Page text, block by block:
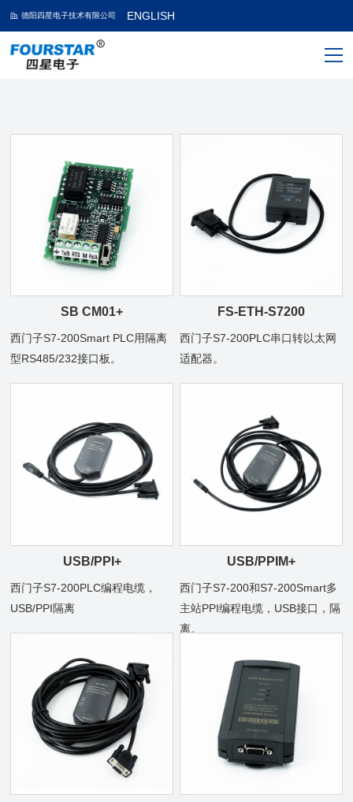
德阳四星电子技术有限公司 ENGLISH
SB CM01+
西门子S7-200Smart PLC用隔离
型RS485/232接口板。
FS-ETH-S7200
西门子S7-200PLC串口转以太网
适配器。
USB/PPI+
西门子S7-200PLC编程电缆，
USB/PPI隔离
USB/PPIM+
西门子S7-200和S7-200Smart多
主站PPI编程电缆，USB接口，隔
离。